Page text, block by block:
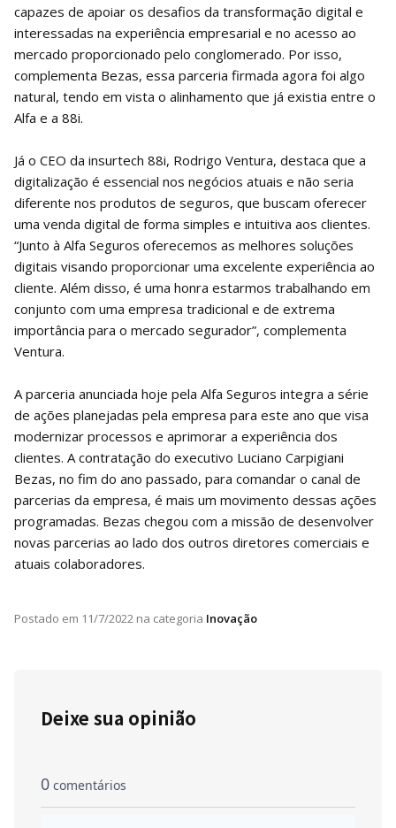
capazes de apoiar os desafios da transformação digital e
interessadas na experiência empresarial e no acesso ao
mercado proporcionado pelo conglomerado. Por isso,
complementa Bezas, essa parceria firmada agora foi algo
natural, tendo em vista o alinhamento que já existia entre o
Alfa e a 88i.
Já o CEO da insurtech 88i, Rodrigo Ventura, destaca que a
digitalização é essencial nos negócios atuais e não seria
diferente nos produtos de seguros, que buscam oferecer
uma venda digital de forma simples e intuitiva aos clientes.
“Junto à Alfa Seguros oferecemos as melhores soluções
digitais visando proporcionar uma excelente experiência ao
cliente. Além disso, é uma honra estarmos trabalhando em
conjunto com uma empresa tradicional e de extrema
importância para o mercado segurador”, complementa
Ventura.
A parceria anunciada hoje pela Alfa Seguros integra a série
de ações planejadas pela empresa para este ano que visa
modernizar processos e aprimorar a experiência dos
clientes. A contratação do executivo Luciano Carpigiani
Bezas, no fim do ano passado, para comandar o canal de
parcerias da empresa, é mais um movimento dessas ações
programadas. Bezas chegou com a missão de desenvolver
novas parcerias ao lado dos outros diretores comerciais e
atuais colaboradores.
Postado em 11/7/2022 na categoria Inovação
Deixe sua opinião